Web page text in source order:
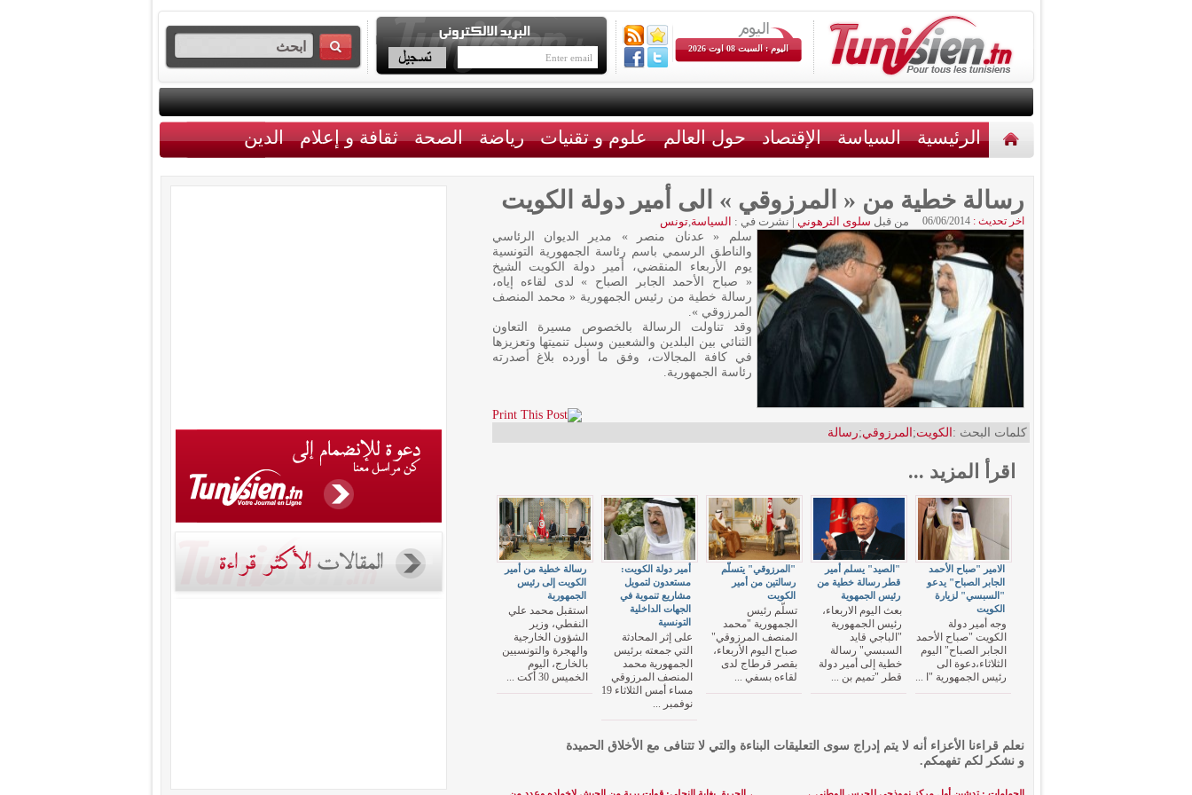
اليوم : السبت 08 اوت 2026
الرئيسية السياسة الإقتصاد حول العالم علوم و تقنيات رياضة الصحة ثقافة و إعلام الدين
رسالة خطية من « المرزوقي » الى أمير دولة الكويت
اخر تحديث : 06/06/2014 من قبل سلوى الترهوني | نشرت في : السياسة,تونس
سلم « عدنان منصر » مدير الديوان الرئاسي
والناطق الرسمي باسم رئاسة الجمهورية التونسية
يوم الأربعاء المنقضي، أمير دولة الكويت الشيخ
« صباح الأحمد الجابر الصباح » لدى لقاءه إياه،
رسالة خطية من رئيس الجمهورية « محمد المنصف
المرزوقي ».
وقد تناولت الرسالة بالخصوص مسيرة التعاون
الثنائي بين البلدين والشعبين وسبل تنميتها وتعزيزها
في كافة المجالات، وفق ما أورده بلاغ أصدرته
رئاسة الجمهورية.
كلمات البحث : الكويت; المرزوقي;رسالة
اقرأ المزيد ...
رسالة خطية من أمير
الكويت إلى رئيس
الجمهورية
استقبل محمد علي
النفطي، وزير
الشؤون الخارجية
والهجرة والتونسيين
بالخارج، اليوم
الخميس 30 أكت ...
أمير دولة الكويت:
مستعدون لتمويل
مشاريع تنموية في
الجهات الداخلية
التونسية
على إثر المحادثة
التي جمعته برئيس
الجمهورية محمد
المنصف المرزوقي
مساء أمس الثلاثاء 19
نوفمبر ...
"المرزوقي" يتسلّم
رسالتين من أمير
الكويت
تسلّم رئيس
الجمهورية "محمد
المنصف المرزوقي"
صباح اليوم الأربعاء،
بقصر قرطاج لدى
لقاءه بسفي ...
"الصيد" يسلم أمير
قطر رسالة خطية من
رئيس الجمهوية
بعث اليوم الاربعاء،
رئيس الجمهورية
"الباجي قايد
السبسي" رسالة
خطية إلى أمير دولة
قطر "تميم بن ...
الامير "صباح الأحمد
الجابر الصباح" يدعو
"السبسي" لزيارة
الكويت
وجه أمير دولة
الكويت "صباح الأحمد
الجابر الصباح" اليوم
الثلاثاء،دعوة الى
رئيس الجمهورية "ا ...
نعلم قراءنا الأعزاء أنه لا يتم إدراج سوى التعليقات البناءة والتي لا تتنافى مع الأخلاق الحميدة
و نشكر لكم تفهمكم.